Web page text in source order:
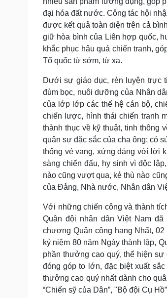
đại hóa đất nước. Công tác hội
được kết quả toàn diện trên cả
giữ hòa bình của Liên hợp quốc,
khắc phục hậu quả chiến tranh,
Tổ quốc từ sớm, từ xa.
Dưới sự giáo dục, rèn luyện trực
đùm bọc, nuôi dưỡng của Nhân
của lớp lớp các thế hệ cán bộ,
chiến lược, hình thái chiến tranh
thành thục về kỹ thuật, tinh thông
quân sự đặc sắc của cha ông; có
thống vẻ vang, xứng đáng với lời
sàng chiến đấu, hy sinh vì độc
nào cũng vượt qua, kẻ thù nào
của Đảng, Nhà nước, Nhân dân
Với những chiến công và thành
Quân đội nhân dân Việt Nam
chương Quân công hạng Nhất,
kỷ niệm 80 năm Ngày thành lập,
phần thưởng cao quý, thể hiện
đóng góp to lớn, đặc biệt xuất
thưởng cao quý nhất dành cho
“Chiến sỹ của Dân”, "Bộ đội Cụ